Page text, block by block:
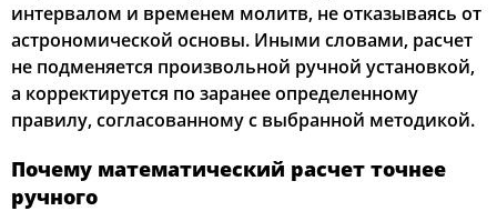
интервалом и временем молитв, не отказываясь от
астрономической основы. Иными словами, расчет
не подменяется произвольной ручной установкой,
а корректируется по заранее определенному
правилу, согласованному с выбранной методикой.
Почему математический расчет точнее
ручного